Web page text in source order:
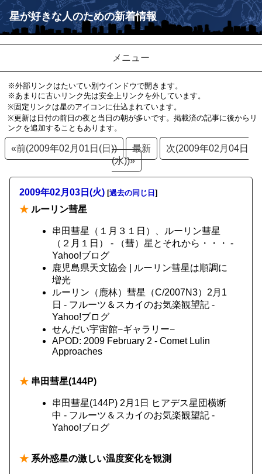
星が好きな人のための新着情報
メニュー
※外部リンクはたいてい別ウインドウで開きます。
※あまりに古いリンク先は安全上リンクを外しています。
※固定リンクは星のアイコンに仕込まれています。
※更新は日付の前日の夜と当日の朝が多いです。掲載済の記事に後からリ
ンクを追加することもあります。
«前(2009年02月01日(日)) 最新
次(2009年02月04日
(水))»
2009年02月03日(火) [過去の同じ日 ]
★ ルーリン彗星
串田彗星（１月３１日）、ルーリン彗星
（２月１日） - （彗）星とそれから・・・ -
Yahoo!ブログ
鹿児島県天文協会 | ルーリン彗星は順調に
増光
ルーリン（鹿林）彗星（C/2007N3）2月1
日 - フルーツ＆スカイのお気楽観望記 -
Yahoo!ブログ
せんだい宇宙館−ギャラリー−
APOD: 2009 February 2 - Comet Lulin
Approaches
★ 串田彗星(144P)
串田彗星(144P) 2月1日 ヒアデス星団横断
中 - フルーツ＆スカイのお気楽観望記 -
Yahoo!ブログ
★ 系外惑星の激しい温度変化を観測